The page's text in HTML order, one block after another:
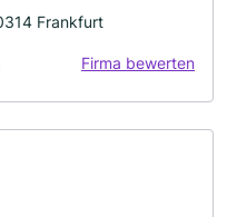
Frankfurt
Firma bewerten